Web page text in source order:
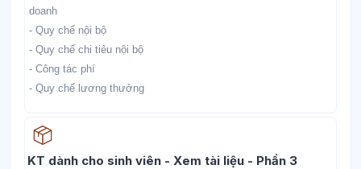
doanh
- Quy chế nội bộ
- Quy chế chi tiêu nội bộ
- Công tác phí
- Quy chế lương thưởng
KT dành cho sinh viên - Xem tài liệu - Phần 3Học liệu